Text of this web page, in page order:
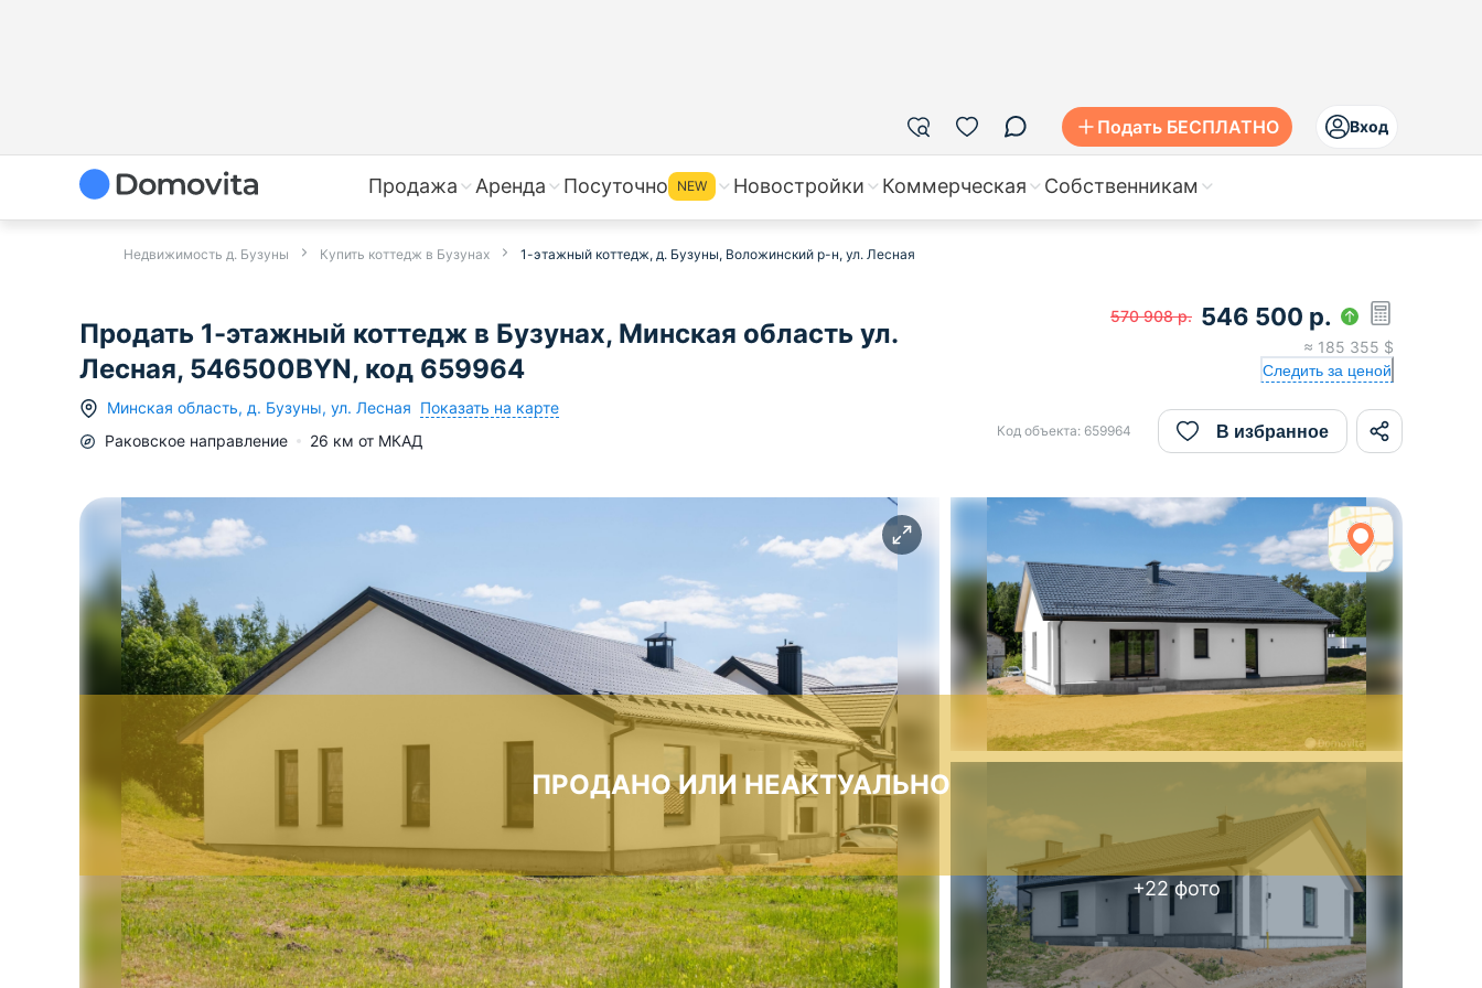
Подать БЕСПЛАТНО Вход
Продажа Аренда Посуточно NEW Новостройки Коммерческая Собственникам
Недвижимость д. Бузуны Купить коттедж в Бузунах 1-этажный коттедж, д. Бузуны, Воложинский р-н, ул. Лесная
Продать 1-этажный коттедж в Бузунах, Минская область ул.
Лесная, 546500BYN, код 659964
Минская область, д. Бузуны, ул. Лесная Показать на карте
Раковское направление 26 км от МКАД
570 908 р. 546 500 р.
≈ 185 355 $
Следить за ценой
Код объекта: 659964 В избранное
ПРОДАНО ИЛИ НЕАКТУАЛЬНО
+22фото